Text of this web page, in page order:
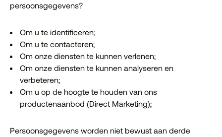
persoonsgegevens?
Om u te identificeren;
Om u te contacteren;
Om onze diensten te kunnen verlenen;
Om onze diensten te kunnen analyseren en
verbeteren;
Om u op de hoogte te houden van ons
productenaanbod (Direct Marketing);
Persoonsgegevens worden niet bewust aan derde